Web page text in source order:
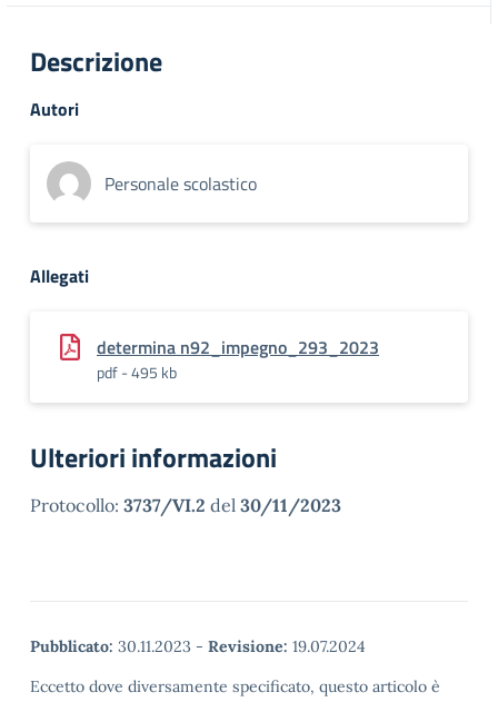
Descrizione
Autori
Personale scolastico
Allegati
determina n92_impegno_293_2023
pdf - 495 kb
Ulteriori informazioni
Protocollo: 3737/VI.2 del 30/11/2023
Pubblicato: 30.11.2023 - Revisione: 19.07.2024
Eccetto dove diversamente specificato, questo articolo è